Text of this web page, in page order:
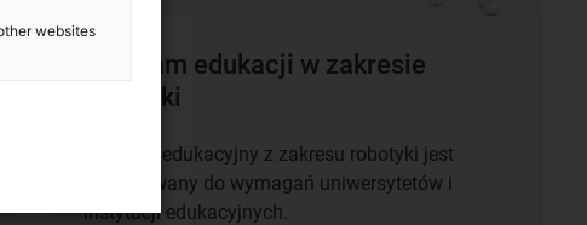
Program edukacji w zakresie
robotyki
Program edukacyjny z zakresu robotyki jest
dostosowany do wymagań uniwersytetów i
instytucji edukacyjnych.
websites